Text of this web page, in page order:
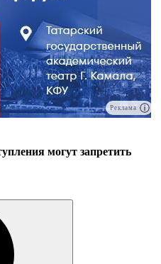
Реклама
могут запретить